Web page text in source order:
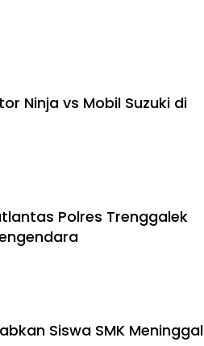
Ninja vs Mobil Suzuki di
Polres Trenggalek
Siswa SMK Meninggal